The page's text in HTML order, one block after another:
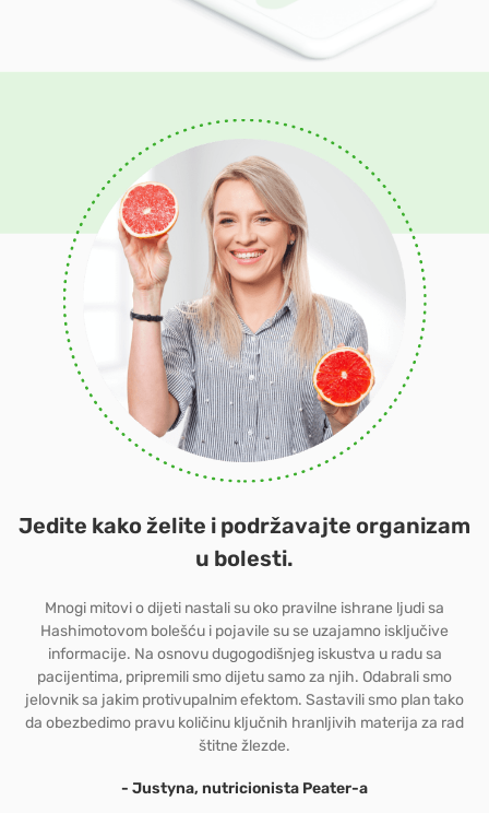
Jačanje imuniteta
Jedite kako želite i podržavajte organizam
u bolesti.
Mnogi mitovi o dijeti nastali su oko pravilne ishrane ljudi sa
Hashimotovom bolešću i pojavile su se uzajamno isključive
informacije. Na osnovu dugogodišnjeg iskustva u radu sa
pacijentima, pripremili smo dijetu samo za njih. Odabrali smo
jelovnik sa jakim protivupalnim efektom. Sastavili smo plan tako
da obezbedimo pravu količinu ključnih hranljivih materija za rad
štitne žlezde.
- Justyna, nutricionista Peater-a